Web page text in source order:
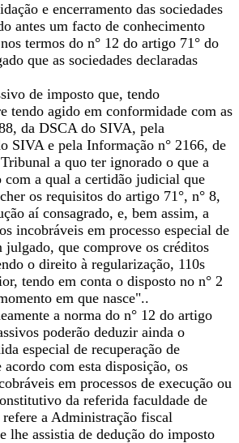
e encerramento das sociedades
antes um facto de conhecimento
termos do n° 12 do artigo 71° do
que as sociedades declaradas
de imposto que, tendo
tendo agido em conformidade com as
da DSCA do SIVA, pela
SIVA e pela Informação n° 2166, de
a quo ter ignorado o que a
com a qual a certidão judicial que
os requisitos do artigo 71°, n° 8,
aí consagrado, e, bem assim, a
incobráveis em processo especial de
que comprove os créditos
o direito à regularização, 110s
tendo em conta o disposto no n° 2
em que nasce"..
a norma do n° 12 do artigo
poderão deduzir ainda o
especial de recuperação de
com esta disposição, os
em processos de execução ou
da referida faculdade de
a Administração fiscal
assistia de dedução do imposto